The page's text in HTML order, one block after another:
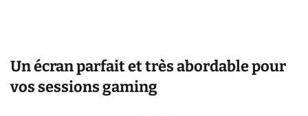
Un écran parfait et très abordable pour
vos sessions gaming